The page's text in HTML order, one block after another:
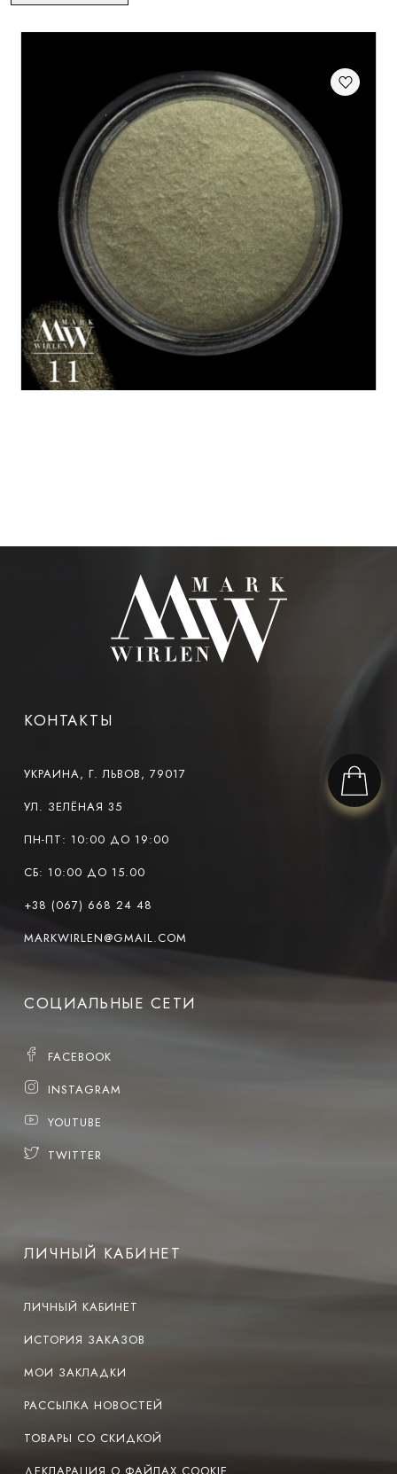
КОНТАКТЫ
УКРАИНА, Г. ЛЬВОВ, 79017
УЛ. ЗЕЛЁНАЯ 35
ПН-ПТ: 10:00 ДО 19:00
СБ: 10:00 ДО 15.00
+38 (067) 668 24 48
MARKWIRLEN@GMAIL.COM
СОЦИАЛЬНЫЕ СЕТИ
FACEBOOK
INSTAGRAM
YOUTUBE
TWITTER
ЛИЧНЫЙ КАБИНЕТ
ЛИЧНЫЙ КАБИНЕТ
ИСТОРИЯ ЗАКАЗОВ
МОИ ЗАКЛАДКИ
РАССЫЛКА НОВОСТЕЙ
ТОВАРЫ СО СКИДКОЙ